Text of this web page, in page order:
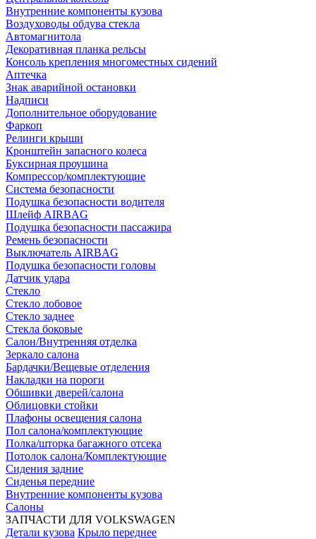
Внутренние компоненты кузова
Воздуховоды обдува стекла
Автомагнитола
Декоративная планка рельсы
Консоль крепления многоместных сидений
Аптечка
Знак аварийной остановки
Надписи
Дополнительное оборудование
Фаркоп
Релинги крыши
Кронштейн запасного колеса
Буксирная проушина
Компрессор/комплектующие
Система безопасности
Подушка безопасности водителя
Шлейф AIRBAG
Подушка безопасности пассажира
Ремень безопасности
Выключатель AIRBAG
Подушка безопасности головы
Датчик удара
Стекло
Стекло лобовое
Стекло заднее
Стекла боковые
Салон/Внутренняя отделка
Зеркало салона
Бардачки/Вещевые отделения
Накладки на пороги
Обшивки дверей/салона
Облицовки стойки
Плафоны освещения салона
Пол салона/комплектующие
Полка/шторка багажного отсека
Потолок салона/Комплектующие
Сидения задние
Сиденья передние
Внутренние компоненты кузова
Салоны
ЗАПЧАСТИ ДЛЯ VOLKSWAGEN
Детали кузова Крыло переднее